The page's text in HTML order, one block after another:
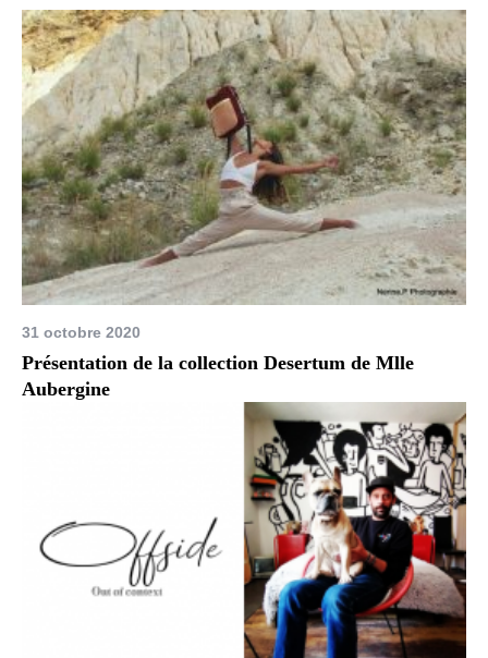
31 octobre 2020
Présentation de la collection Desertum de Mlle
Aubergine